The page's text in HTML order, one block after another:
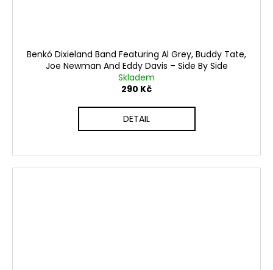
Benkó Dixieland Band Featuring Al Grey, Buddy Tate,
Joe Newman And Eddy Davis ‎– Side By Side
Skladem
290 Kč
DETAIL